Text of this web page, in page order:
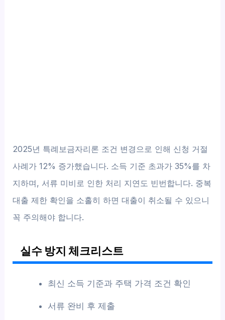
2025년 특례보금자리론 조건 변경으로 인해 신청 거절
사례가 12% 증가했습니다. 소득 기준 초과가 35%를 차
지하며, 서류 미비로 인한 처리 지연도 빈번합니다. 중복
대출 제한 확인을 소홀히 하면 대출이 취소될 수 있으니
꼭 주의해야 합니다.
실수 방지 체크리스트
최신 소득 기준과 주택 가격 조건 확인
서류 완비 후 제출